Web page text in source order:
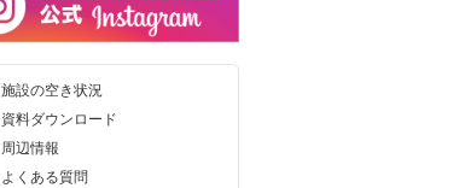
施設の空き状況
資料ダウンロード
周辺情報
よくある質問